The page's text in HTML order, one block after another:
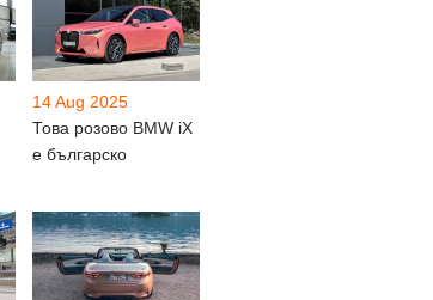
14 Aug 2025
Това розово BMW iX
е българско